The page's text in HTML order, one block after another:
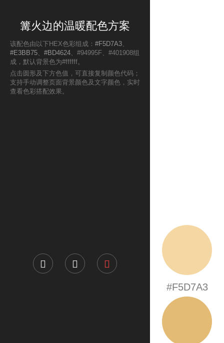
篝火边的温暖配色方案
该配色由以下HEX色彩组成： #F5D7A3、
#E3BB75、 #BD4624、#94995F、#401908组
成，默认背景色为#ffffff。
点击圆形及下方色值，可直接复制颜色代码；
支持手动调整页面背景颜色及文字颜色，实时
查看色彩搭配效果。
#F5D7A3